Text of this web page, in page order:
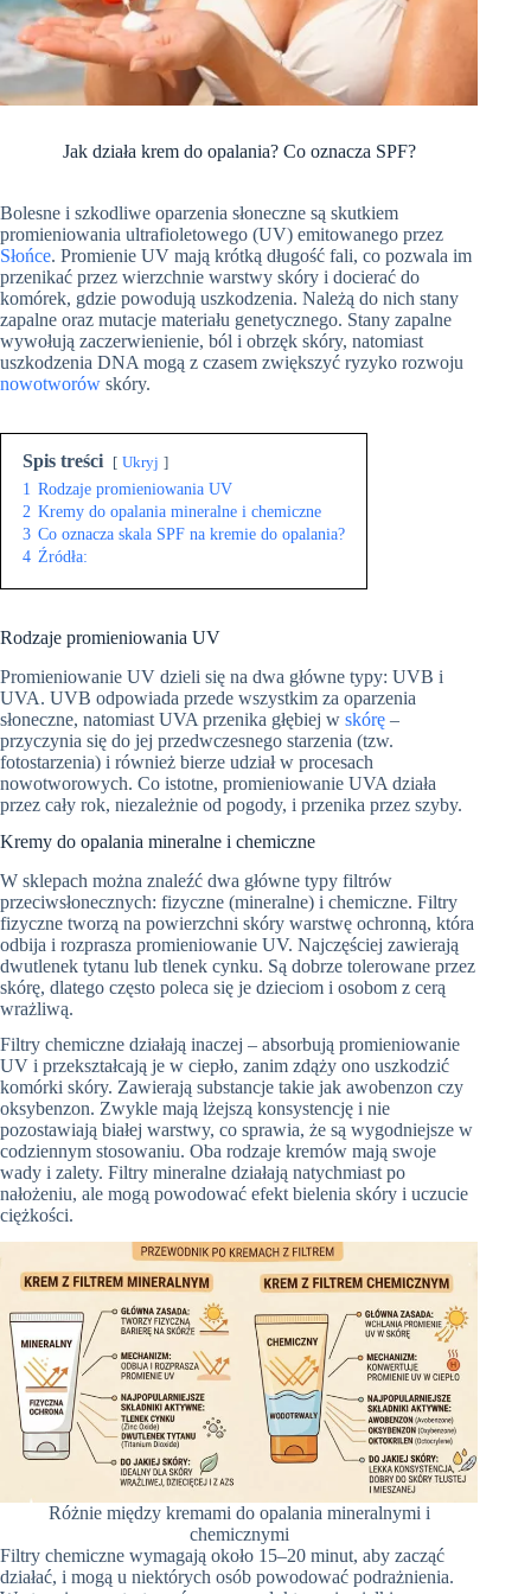
Jak działa krem do opalania? Co oznacza SPF?
Bolesne i szkodliwe oparzenia słoneczne są skutkiem
promieniowania ultrafioletowego (UV) emitowanego przez
Słońce. Promienie UV mają krótką długość fali, co pozwala im
przenikać przez wierzchnie warstwy skóry i docierać do
komórek, gdzie powodują uszkodzenia. Należą do nich stany
zapalne oraz mutacje materiału genetycznego. Stany zapalne
wywołują zaczerwienienie, ból i obrzęk skóry, natomiast
uszkodzenia DNA mogą z czasem zwiększyć ryzyko rozwoju
nowotworów skóry.
Spis treści Ukryj
1 Rodzaje promieniowania UV
2 Kremy do opalania mineralne i chemiczne
3 Co oznacza skala SPF na kremie do opalania?
4 Źródła:
Rodzaje promieniowania UV
Promieniowanie UV dzieli się na dwa główne typy: UVB i
UVA. UVB odpowiada przede wszystkim za oparzenia
słoneczne, natomiast UVA przenika głębiej w skórę –
przyczynia się do jej przedwczesnego starzenia (tzw.
fotostarzenia) i również bierze udział w procesach
nowotworowych. Co istotne, promieniowanie UVA działa
przez cały rok, niezależnie od pogody, i przenika przez szyby.
Kremy do opalania mineralne i chemiczne
W sklepach można znaleźć dwa główne typy filtrów
przeciwsłonecznych: fizyczne (mineralne) i chemiczne. Filtry
fizyczne tworzą na powierzchni skóry warstwę ochronną, która
odbija i rozprasza promieniowanie UV. Najczęściej zawierają
dwutlenek tytanu lub tlenek cynku. Są dobrze tolerowane przez
skórę, dlatego często poleca się je dzieciom i osobom z cerą
wrażliwą.
Filtry chemiczne działają inaczej – absorbują promieniowanie
UV i przekształcają je w ciepło, zanim zdąży ono uszkodzić
komórki skóry. Zawierają substancje takie jak awobenzon czy
oksybenzon. Zwykle mają lżejszą konsystencję i nie
pozostawiają białej warstwy, co sprawia, że są wygodniejsze w
codziennym stosowaniu. Oba rodzaje kremów mają swoje
wady i zalety. Filtry mineralne działają natychmiast po
nałożeniu, ale mogą powodować efekt bielenia skóry i uczucie
ciężkości.
Różnie między kremami do opalania mineralnymi i
chemicznymi
Filtry chemiczne wymagają około 15–20 minut, aby zacząć
działać, i mogą u niektórych osób powodować podrażnienia.